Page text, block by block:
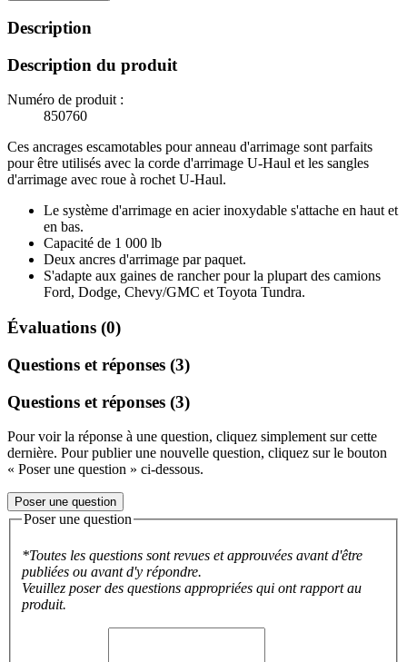
Description
Description du produit
Numéro de produit :
850760
Ces ancrages escamotables pour anneau d'arrimage sont parfaits
pour être utilisés avec la corde d'arrimage U-Haul et les sangles
d'arrimage avec roue à rochet U-Haul.
Le système d'arrimage en acier inoxydable s'attache en haut et
en bas.
Capacité de 1 000 lb
Deux ancres d'arrimage par paquet.
S'adapte aux gaines de rancher pour la plupart des camions
Ford, Dodge, Chevy/GMC et Toyota Tundra.
Évaluations (0)
Questions et réponses (3)
Questions et réponses (3)
Pour voir la réponse à une question, cliquez simplement sur cette
dernière. Pour publier une nouvelle question, cliquez sur le bouton
« Poser une question » ci-dessous.
Poser une question
Poser une question
*Toutes les questions sont revues et approuvées avant d'être
publiées ou avant d'y répondre.
Veuillez poser des questions appropriées qui ont rapport au
produit.